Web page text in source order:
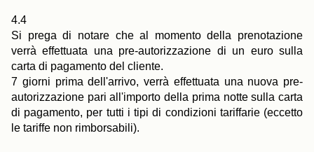
4.4
Si prega di notare che al momento della prenotazione
verrà effettuata una pre-autorizzazione di un euro sulla
carta di pagamento del cliente.
7 giorni prima dell'arrivo, verrà effettuata una nuova pre-
autorizzazione pari all'importo della prima notte sulla carta
di pagamento, per tutti i tipi di condizioni tariffarie (eccetto
le tariffe non rimborsabili).